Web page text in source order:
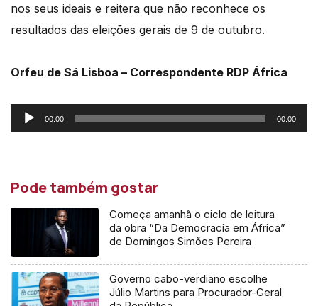
nos seus ideais e reitera que não reconhece os
resultados das eleições gerais de 9 de outubro.
Orfeu de Sá Lisboa – Correspondente RDP África
Reprodutor
de
00:00 00:00
Pode também gostar
Começa amanhã o ciclo de leitura
da obra “Da Democracia em África”
de Domingos Simões Pereira
Governo cabo-verdiano escolhe
Júlio Martins para Procurador-Geral